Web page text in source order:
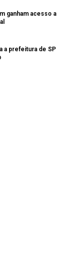
ganham acesso a
a prefeitura de SP